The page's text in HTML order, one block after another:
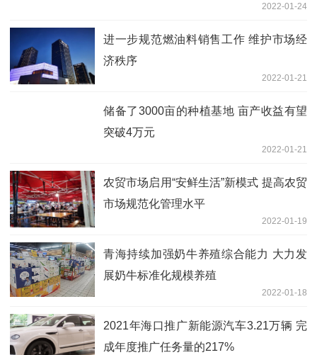
2022-01-24
进一步规范燃油料销售工作 维护市场经
济秩序
2022-01-21
储备了3000亩的种植基地 亩产收益有望
突破4万元
2022-01-21
农贸市场启用“安鲜生活”新模式 提高农贸
市场规范化管理水平
2022-01-19
青海持续加强奶牛养殖综合能力 大力发
展奶牛标准化规模养殖
2022-01-18
2021年海口推广新能源汽车3.21万辆 完
成年度推广任务量的217%